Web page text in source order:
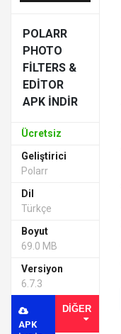
POLARR
PHOTO
FILTERS &
EDITOR
APK INDIR
Ücretsiz
Geliştirici
Polarr
Dil
Türkçe
Boyut
69.0 MB
Versiyon
6.7.3
APK
DIĞER